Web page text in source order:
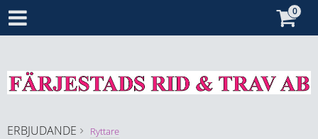
ERBJUDANDE Ryttare